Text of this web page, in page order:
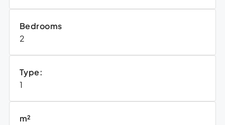
Bedrooms
2
Type:
1
m²